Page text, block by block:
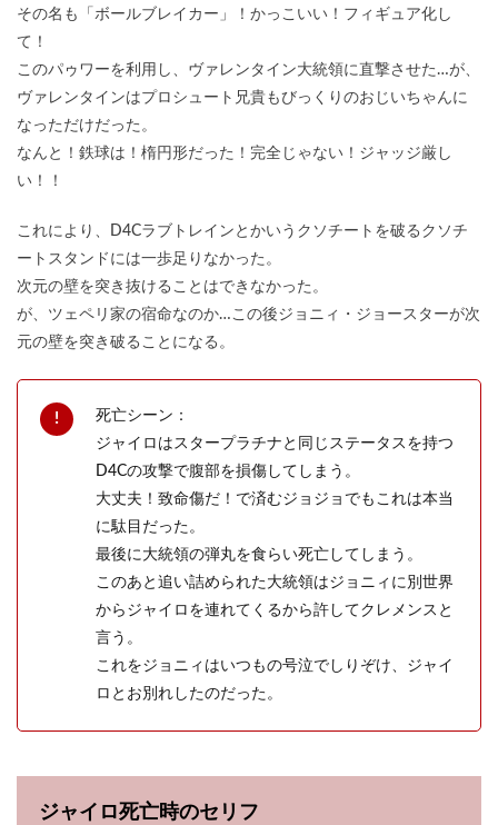
その名も「ボールブレイカー」！かっこいい！フィギュア化し
て！
このパゥワーを利用し、ヴァレンタイン大統領に直撃させた…が、
ヴァレンタインはプロシュート兄貴もびっくりのおじいちゃんに
なっただけだった。
なんと！鉄球は！楕円形だった！完全じゃない！ジャッジ厳し
い！！
これにより、D4Cラブトレインとかいうクソチートを破るクソチ
ートスタンドには一歩足りなかった。
次元の壁を突き抜けることはできなかった。
が、ツェペリ家の宿命なのか…この後ジョニィ・ジョースターが次
元の壁を突き破ることになる。
死亡シーン：
ジャイロはスタープラチナと同じステータスを持つ
D4Cの攻撃で腹部を損傷してしまう。
大丈夫！致命傷だ！で済むジョジョでもこれは本当
に駄目だった。
最後に大統領の弾丸を食らい死亡してしまう。
このあと追い詰められた大統領はジョニィに別世界
からジャイロを連れてくるから許してクレメンスと
言う。
これをジョニィはいつもの号泣でしりぞけ、ジャイ
ロとお別れしたのだった。
ジャイロ死亡時のセリフ